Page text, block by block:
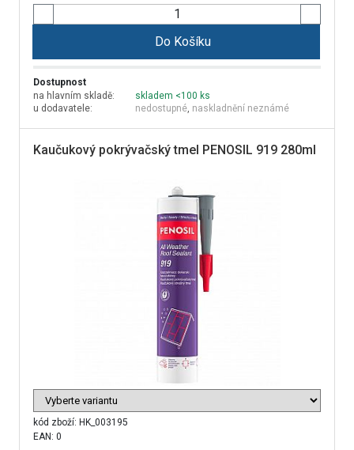
Do Košíku
Dostupnost
na hlavním skladě:
skladem <100 ks
u dodavatele:
nedostupné, naskladnění neznámé
Kaučukový pokrývačský tmel PENOSIL 919 280ml
kód zboží: HK_003195
EAN: 0